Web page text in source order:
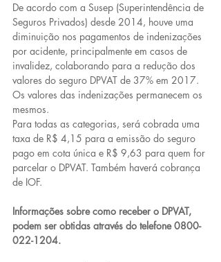
De acordo com a Susep (Superintendência de
Seguros Privados) desde 2014, houve uma
diminuição nos pagamentos de indenizações
por acidente, principalmente em casos de
invalidez, colaborando para a redução dos
valores do seguro DPVAT de 37% em 2017.
Os valores das indenizações permanecem os
mesmos.
Para todas as categorias, será cobrada uma
taxa de R$ 4,15 para a emissão do seguro
pago em cota única e R$ 9,63 para quem for
parcelar o DPVAT. Também haverá cobrança
de IOF.
Informações sobre como receber o DPVAT,
podem ser obtidas através do telefone 0800-
022-1204.